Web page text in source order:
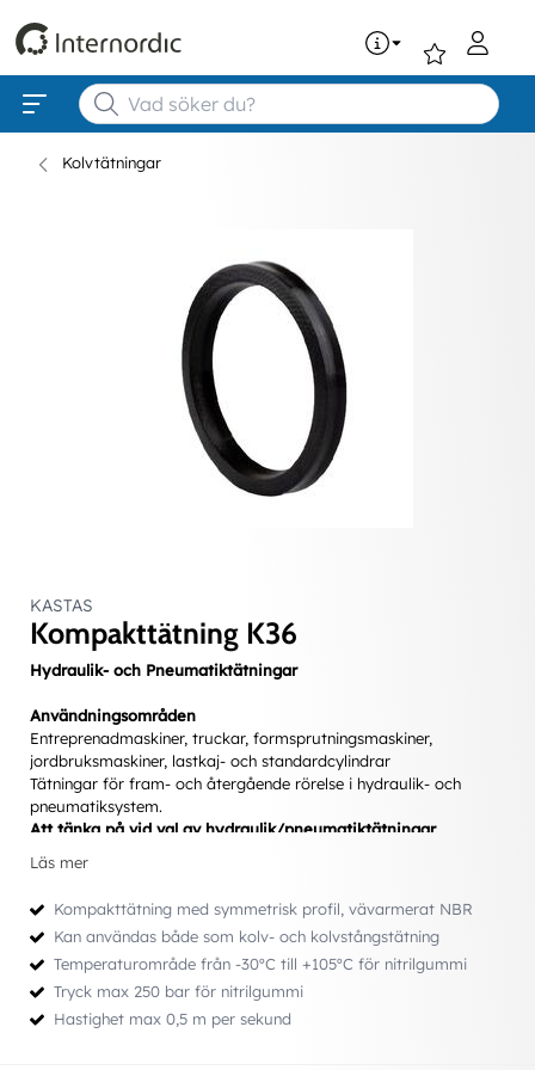
Kolvtätningar
KASTAS
Kompakttätning K36
Hydraulik- och Pneumatiktätningar
Användningsområden
Entreprenadmaskiner, truckar, formsprutningsmaskiner,
jordbruksmaskiner, lastkaj- och standardcylindrar
Tätningar för fram- och återgående rörelse i hydraulik- och
pneumatiksystem.
Att tänka på vid val av hydraulik/pneumatiktätningar
inbyggnadsmått.
radier etc. för inbyggnaden.
• Att tänka igenom hur tätningen kommer att monteras. Hur
mycket den behöver töjas eller om den kan skadas av skarpa
kanter.
• Tryck (min/normalt/max)
• Hastighet (cykler/slaglängd)
Läs mer
Kompakttätning med symmetrisk profil, vävarmerat NBR
Kan användas både som kolv- och kolvstångstätning
Temperaturområde från -30ºC till +105ºC för nitrilgummi
Tryck max 250 bar för nitrilgummi
Hastighet max 0,5 m per sekund